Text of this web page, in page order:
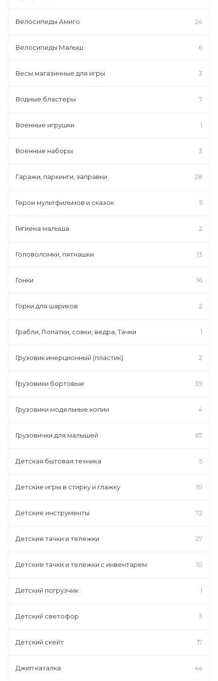
Велосипеды Амиго 24
Велосипеды Малыш 6
Весы магазинные для игры 3
Водные бластеры 7
Военные игрушки 1
Военные наборы 3
Гаражи, паркинги, заправки 28
Герои мультфильмов и сказок 5
Гигиена малыша 2
Головоломки, пятнашки 13
Гонки 16
Горки для шариков 2
Грабли, Лопатки, совки, ведра, Тачки 1
Грузовик инерционный (пластик) 2
Грузовики бортовые 39
Грузовики модельные копии 4
Грузовички для малышей 67
Детская бытовая техника 5
Детские игры в стирку и глажку 10
Детские инструменты 72
Детские тачки и тележки 27
Детские тачки и тележки с инвентарем 10
Детский погрузчик 1
Детский светофор 3
Детский скейт 17
Джип каталка 44